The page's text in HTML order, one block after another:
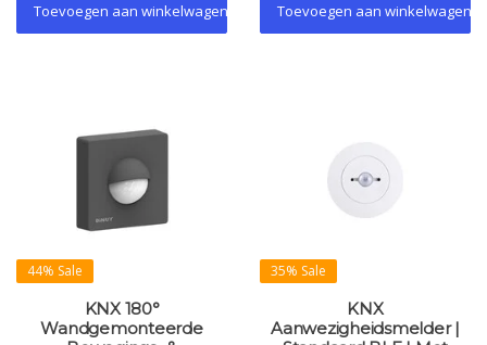
Toevoegen aan winkelwagen Toevoegen aan winkelwagen
44% Sale
KNX 180°
Wandgemonteerde
35% Sale
KNX
Aanwezigheidsmelder |